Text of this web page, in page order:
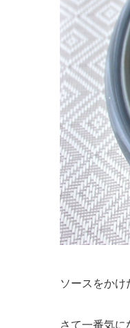
ソースをかけ
さて一番気